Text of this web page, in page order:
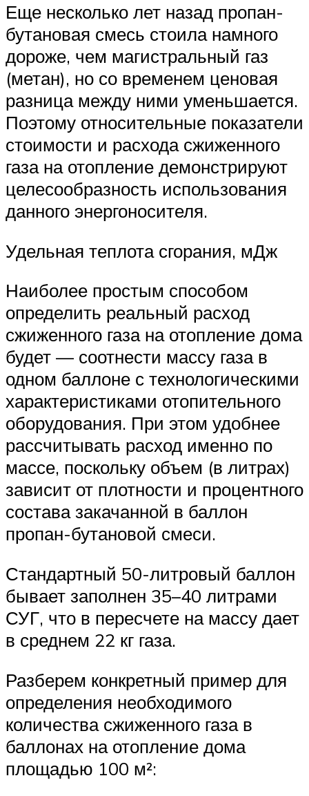
Еще несколько лет назад пропан-
бутановая смесь стоила намного
дороже, чем магистральный газ
(метан), но со временем ценовая
разница между ними уменьшается.
Поэтому относительные показатели
стоимости и расхода сжиженного
газа на отопление демонстрируют
целесообразность использования
данного энергоносителя.
Удельная теплота сгорания, мДж
Наиболее простым способом
определить реальный расход
сжиженного газа на отопление дома
будет — соотнести массу газа в
одном баллоне с технологическими
характеристиками отопительного
оборудования. При этом удобнее
рассчитывать расход именно по
массе, поскольку объем (в литрах)
зависит от плотности и процентного
состава закачанной в баллон
пропан-бутановой смеси.
Стандартный 50-литровый баллон
бывает заполнен 35–40 литрами
СУГ, что в пересчете на массу дает
в среднем 22 кг газа.
Разберем конкретный пример для
определения необходимого
количества сжиженного газа в
баллонах на отопление дома
площадью 100 м²: